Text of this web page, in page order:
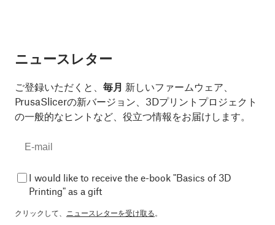
ニュースレター
ご登録いただくと、 毎月 新しいファームウェア、
PrusaSlicerの新バージョン、3Dプリントプロジェクト
の一般的なヒントなど、役立つ情報をお届けします。
I would like to receive the e-book "Basics of 3D
Printing" as a gift
クリックして、 ニュースレターを受け取る。